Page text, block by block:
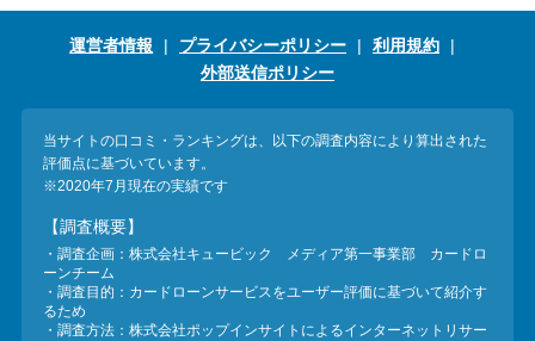
運営者情報 プライバシーポリシー
利用規約
外部送信ポリシー
当サイトの口コミ・ランキングは、以下の調査内容により算出された
評価点に基づいています。
※2020年7月現在の実績です
【調査概要】
・調査企画：株式会社キュービック メディア第一事業部 カードロ
ーンチーム
・調査目的：カードローンサービスをユーザー評価に基づいて紹介す
るため
・調査方法：株式会社ポップインサイトによるインターネットリサー